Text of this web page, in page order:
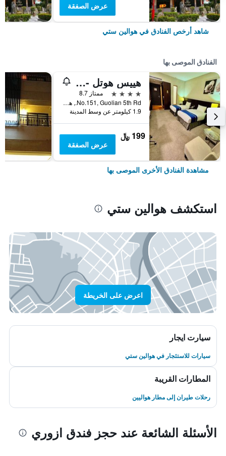
عرض الصفقة
شاهد أرخص الفنادق في هوالين ستي
الفنادق الموصى بها
هييس هوتل - هوالين
4 نجوم
ممتاز 8.7
No.151, Guolian 5th Rd., هوالين ستي, تايوان
1.9 كيلومتر عن وسط المدينة
199 ﷼
عرض الصفقة
مشاهدة الفنادق الأخرى الموصى بها
استكشف هوالين ستي
اعرض على الخريطة
سيارت ايجار
سيارات للاستئجار في هوالين ستي
المطارات القريبة
رحلات طيران إلى مطار هواليين
الأسئلة الشائعة عند حجز فندق ازوري